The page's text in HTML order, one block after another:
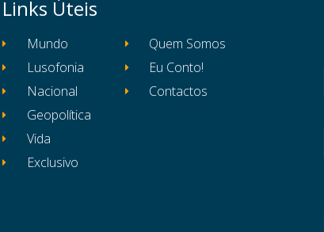
Links Úteis
Mundo
Lusofonia
Nacional
Geopolítica
Vida
Exclusivo
Quem Somos
Eu Conto!
Contactos